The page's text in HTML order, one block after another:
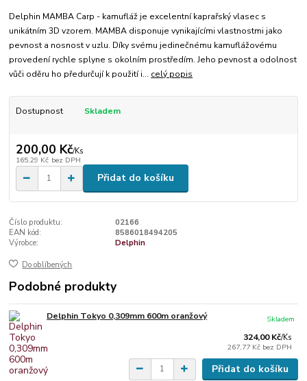
Delphin MAMBA Carp - kamufláž je excelentní kaprařský vlasec s
unikátním 3D vzorem. MAMBA disponuje vynikajícími vlastnostmi jako
pevnost a nosnost v uzlu. Díky svému jedinečnému kamuflážovému
provedení rychle splyne s okolním prostředím. Jeho pevnost a odolnost
vůči oděru ho předurčují k použití i... celý popis
Dostupnost Skladem
200,00 Kč/Ks
165,29 Kč bez DPH
Přidat do košíku
Číslo produktu:
02166
EAN kód:
8586018494205
Výrobce:
Delphin
Do oblíbených
Podobné produkty
Delphin Tokyo 0,309mm 600m oranžový
324,00 Kč/Ks
267,77 Kč bez DPH
Skladem
Přidat do košíku